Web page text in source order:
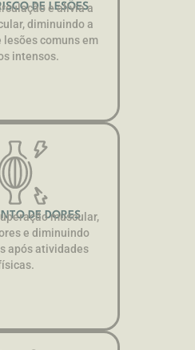
DE LESÕES
e alivia a
diminuindo a
lesões comuns em
intensos.
DE DORES
muscular,
e diminuindo
após atividades